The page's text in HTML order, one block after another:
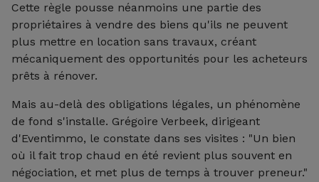
Cette règle pousse néanmoins une partie des
propriétaires à vendre des biens qu'ils ne peuvent
plus mettre en location sans travaux, créant
mécaniquement des opportunités pour les acheteurs
prêts à rénover.
Mais au-delà des obligations légales, un phénomène
de fond s'installe. Grégoire Verbeek, dirigeant
d'Eventimmo, le constate dans ses visites : "Un bien
où il fait trop chaud en été revient plus souvent en
négociation, et met plus de temps à trouver preneur."